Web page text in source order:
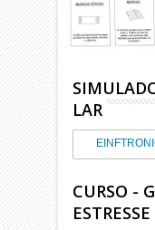
LAR
CURSO -
ESTRESSE